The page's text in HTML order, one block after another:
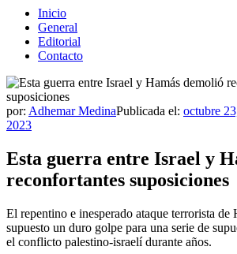
Inicio
General
Editorial
Contacto
por: Adhemar MedinaPublicada el: octubre
2023
Esta guerra entre Israel y
reconfortantes suposiciones
El repentino e inesperado ataque terrorista de
supuesto un duro golpe para una serie de
el conflicto palestino-israelí durante años.